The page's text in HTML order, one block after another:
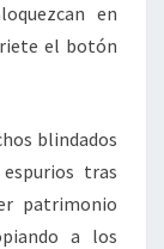
en
el botón
blindados
tras
patrimonio
a los